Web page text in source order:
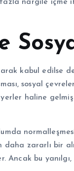
nargile içme
kabul edilse
sosyal
haline gelmiş
zararlı bir
bu yanılgı,